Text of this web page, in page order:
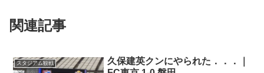
関連記事
スタジアム観戦
久保建英クンにやられた．．．｜